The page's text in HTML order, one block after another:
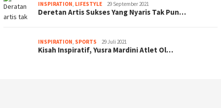
INSPIRATION, LIFESTYLE 29 September 2021
Deretan Artis Sukses Yang Nyaris Tak Pun…
INSPIRATION, SPORTS 29 Juli 2021
Kisah Inspiratif, Yusra Mardini Atlet Ol…